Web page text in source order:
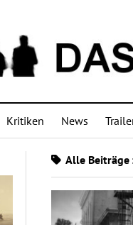
Kritiken News
Alle Beiträge